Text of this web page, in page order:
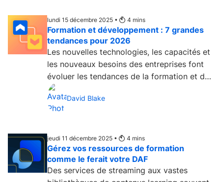
lundi 15 décembre 2025 • 4 mins
Formation et développement : 7 grandes
tendances pour 2026
Les nouvelles technologies, les capacités et
les nouveaux besoins des entreprises font
évoluer les tendances de la formation et du
développement....
David Blake
jeudi 11 décembre 2025 • 4 mins
Gérez vos ressources de formation
comme le ferait votre DAF
Des services de streaming aux vastes